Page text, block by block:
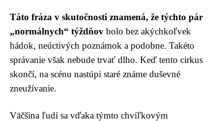
Táto fráza v skutočnosti znamená, že týchto pár
„normálnych“ týždňov bolo bez akýchkoľvek
hádok, neúctivých poznámok a podobne. Takéto
správanie však nebude trvať dlho. Keď tento cirkus
skončí, na scénu nastúpi staré známe duševné
zneužívanie.
Väčšina ľudí sa vďaka týmto chvíľkovým